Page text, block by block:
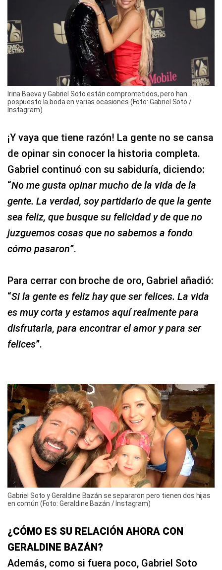
Irina Baeva y Gabriel Soto están comprometidos, pero han
pospuesto la boda en varias ocasiones (Foto: Gabriel Soto /
Instagram)
¡Y vaya que tiene razón! La gente no se cansa
de opinar sin conocer la historia completa.
Gabriel continuó con su sabiduría, diciendo:
“No me gusta opinar mucho de la vida de la
gente. La verdad, soy partidario de que la gente
sea feliz, que busque su felicidad y de que no
juzguemos cosas que no sabemos a fondo
cómo pasaron”.
Para cerrar con broche de oro, Gabriel añadió:
“Si la gente es feliz hay que ser felices. La vida
es muy corta y estamos aquí realmente para
disfrutarla, para encontrar el amor y para ser
felices”.
Gabriel Soto y Geraldine Bazán se separaron pero tienen dos hijas
en común (Foto: Geraldine Bazán / Instagram)
¿CÓMO ES SU RELACIÓN AHORA CON
GERALDINE BAZÁN?
Además, como si fuera poco, Gabriel Soto